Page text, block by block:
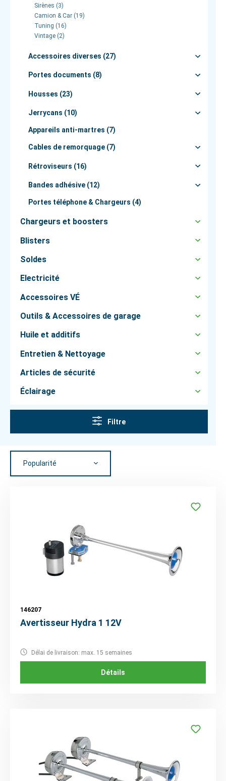
Sirènes (3)
Camion & Car (19)
Tuning (16)
Vintage (2)
Accessoires diverses (27)
Portes documents (8)
Housses (23)
Jerrycans (10)
Appareils anti-martres (7)
Cables de remorquage (7)
Rétroviseurs (16)
Bandes adhésive (12)
Portes téléphone & Chargeurs (4)
Chargeurs et boosters
Blisters
Soldes
Electricité
Accessoires VÉ
Outils & Accessoires de garage
Huile et additifs
Entretien & Nettoyage
Articles de sécurité
Éclairage
Filtre
146207
Avertisseur Hydra 1 12V
Délai de livraison: max. 15 semaines
Détails